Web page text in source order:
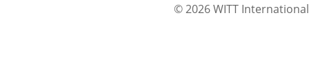
© 2026 WITT International